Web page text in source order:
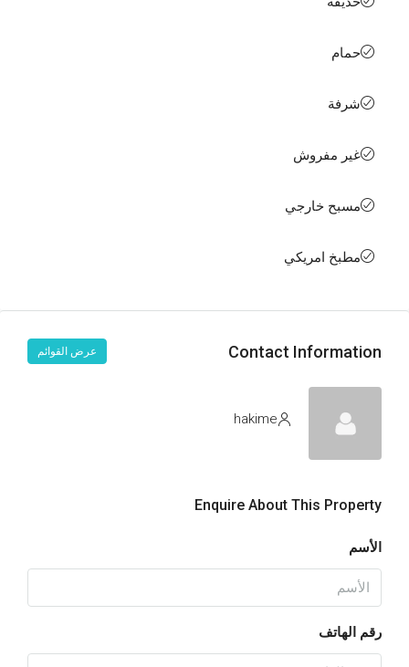
حمام
شرفة
غير مفروش
مسبح خارجي
مطبخ امريكي
Contact Information عرض القوائم
hakime
Enquire About This Property
الأسم
رقم الهاتف